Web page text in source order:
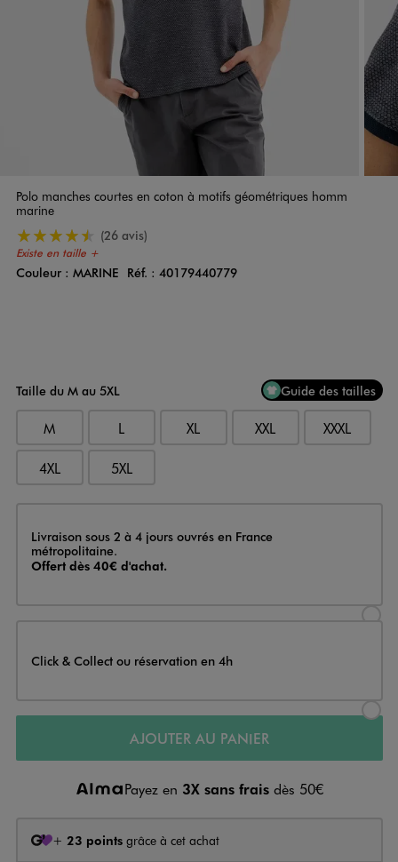
Polo manches courtes en coton à motifs géométriques homm
marine
Existe en taille +
4.5/5 de moyenne
(26 avis)
Couleur
Couleur : MARINE Réf. : 40179440779
Taille du M au 5XL Guide des tailles
M L XL XXL XXXL
4XL 5XL
Livraison
Livraison sous 2 à 4 jours ouvrés en France
métropolitaine.
Offert dès 40€ d'achat.
Click & Collect ou réservation en 4h
AJOUTER AU PANIER
Payez en 3X sans frais dès 50€
+ 23 points grâce à cet achat